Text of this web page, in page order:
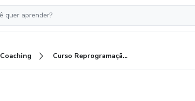
Coaching Curso Reprogramação Mental